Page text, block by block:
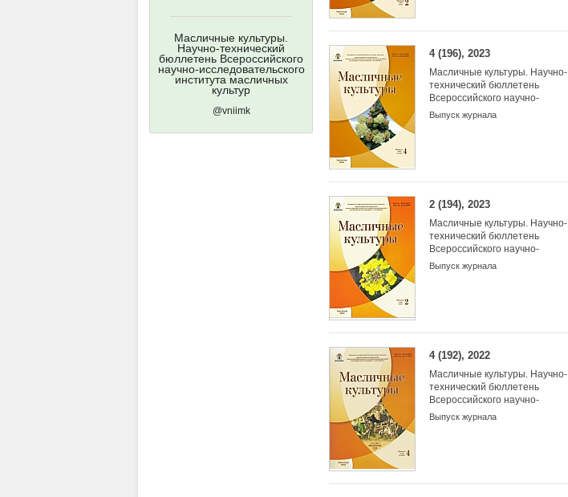
Масличные культуры.
Научно-технический
бюллетень Всероссийского
научно-исследовательского
института масличных
культур
@vniimk
4 (196), 2023
Масличные культуры. Научно-
технический бюллетень
Всероссийского научно-
исследовательского института
Выпуск журнала
2 (194), 2023
Масличные культуры. Научно-
технический бюллетень
Всероссийского научно-
исследовательского института
Выпуск журнала
4 (192), 2022
Масличные культуры. Научно-
технический бюллетень
Всероссийского научно-
исследовательского института
Выпуск журнала